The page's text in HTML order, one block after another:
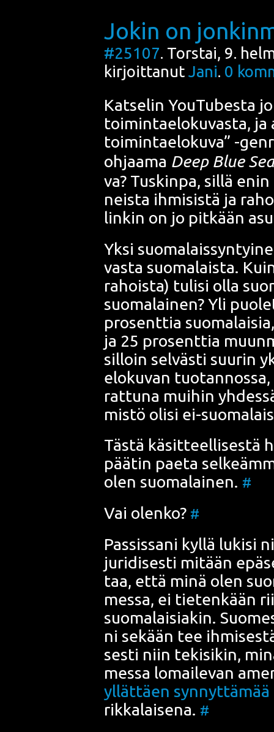
Jokin on
#25107. Torstai, 9.
kirjoittanut Jani. 0
Kat­se­lin You­Tu­bes­ta
toi­min­tae­lo­ku­vas­ta, ja
toi­min­tae­lo­ku­va” -
ohjaa­ma Deep Blue Sea
va? Tus­kin­pa, sil­lä
neis­ta ihmi­sis­tä ja
lin­kin on jo pit­kään
Yksi
vas­ta suo­ma­lais­ta.
rahois­ta) tuli­si olla
suo­ma­lai­nen? Yli
pro­sent­tia
ja 25 pro­sent­tia
sil­loin sel­väs­ti suu­rin
elo­ku­van
rat­tu­na mui­hin
mis­tö oli­si ei-
Täs­tä käsit­teel­li­ses­tä
pää­tin pae­ta
olen suo­ma­lai­nen. #
Vai olen­ko? #
Pas­sis­sa­ni kyl­lä luki­si
juri­di­ses­ti mitään
taa, että minä olen
mes­sa, ei tie­ten­kään
suo­ma­lai­sia­kin.
ni sekään tee
ses­ti niin teki­si­kin,
mes­sa lomai­le­van
yllät­täen syn­nyt­tä­mää
rik­ka­lai­se­na. #